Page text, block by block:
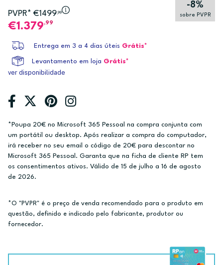
PVPR* €1499,99
-8%
sobre PVPR
1.379,99
Entrega em 3 a 4 dias úteis Grátis*
Levantamento em loja Grátis*
ver disponibilidade
*Poupa 20€ no Microsoft 365 Pessoal na compra conjunta com
um portátil ou desktop. Após realizar a compra do computador,
irá receber no seu email o código de 20€ para descontar no
Microsoft 365 Pessoal. Garanta que na ficha de cliente RP tem
os consentimentos ativos. Válido de 15 de julho a 16 de agosto
de 2026.
*O "PVPR" é o preço de venda recomendado para o produto em
questão, definido e indicado pelo fabricante, produtor ou
fornecedor.